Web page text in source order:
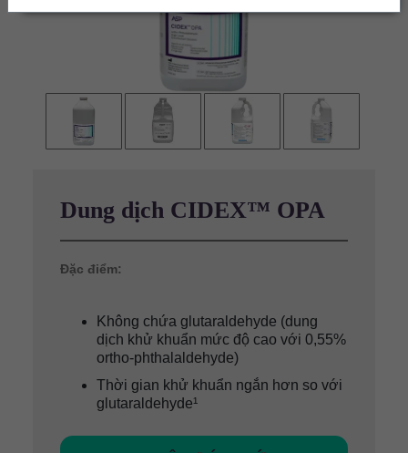
Dung dịch CIDEX™ OPA
Đặc điểm:
Không chứa glutaraldehyde (dung
dịch khử khuẩn mức độ cao với 0,55%
ortho-phthalaldehyde)
Thời gian khử khuẩn ngắn hơn so với
glutaraldehyde¹